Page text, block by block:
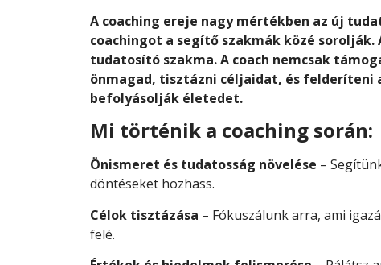
A coaching ereje nagy mértékben az új
coachingot a segítő szakmák közé sorolják.
tudatosító szakma. A coach nemcsak
önmagad, tisztázni céljaidat, és
befolyásolják életedet.
Mi történik a coaching során:
Önismeret és tudatosság növelése –
döntéseket hozhass.
Célok tisztázása – Fókuszálunk arra, ami
felé.